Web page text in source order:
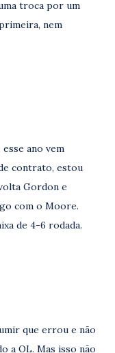
troca por um
nem
ano vem
contrato, estou
Gordon e
com o Moore.
de 4-6 rodada.
que errou e não
a OL. Mas isso não